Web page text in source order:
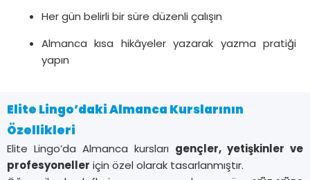
Her gün belirli bir süre düzenli çalışın
Almanca kısa hikâyeler yazarak yazma pratiği
yapın
Elite Lingo’daki Almanca Kurslarının
Özellikleri
Elite Lingo’da Almanca kursları gençler, yetişkinler ve
profesyoneller için özel olarak tasarlanmıştır.